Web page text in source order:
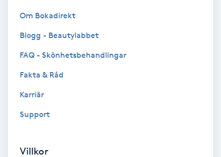
Diamantslipning
Enzympeeling
Extensions borttagning
Om Bokadirekt
Blogg - Beautylabbet
FAQ - Skönhetsbehandlingar
Fakta & Råd
Karriär
Support
Villkor